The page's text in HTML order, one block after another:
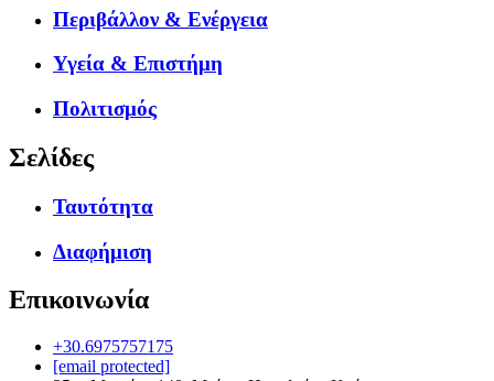
Περιβάλλον & Ενέργεια
Υγεία & Επιστήμη
Πολιτισμός
Σελίδες
Ταυτότητα
Διαφήμιση
Επικοινωνία
+30.6975757175
[email protected]